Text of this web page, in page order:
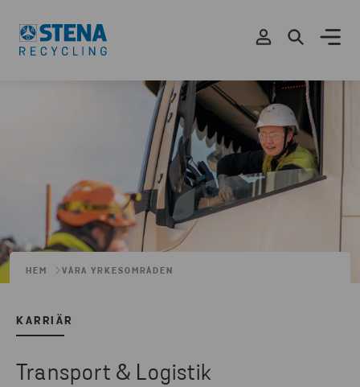
HEM VÅRA YRKESOMRÅDEN
KARRIÄR
Transport & Logistik